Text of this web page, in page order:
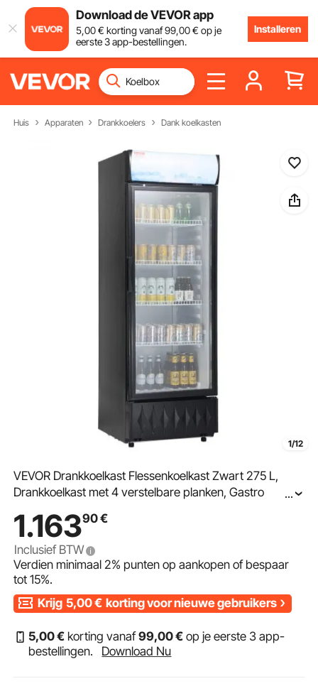
Download de VEVOR app
5,00€ korting vanaf99,00€ op je
eerste 3 app-bestellingen.
Installeren
Huis Apparaten Drankkoelers Dank koelkasten
1/12
VEVOR Drankkoelkast Flessenkoelkast Zwart 275 L,
Drankkoelkast met 4 verstelbare planken, Gastro
Koelkast
...
1.16390€
Inclusief BTW
Verdien minimaal2% punten op aankopen of bespaar
tot15%.
Krijg 5,00€ korting voor nieuwe gebruikers
5,00€ korting vanaf99,00€ op je eerste 3 app-
bestellingen.
Download Nu